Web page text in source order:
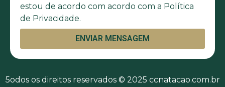
estou de acordo com acordo com a Política
de Privacidade.
ENVIAR MENSAGEM
5odos os direitos reservados © 2025 ccnatacao.com.br